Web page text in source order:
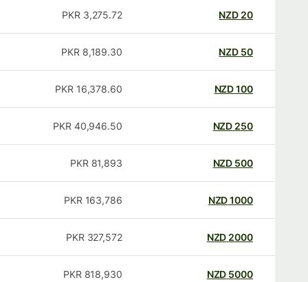
20
NZD
3,275.72
PKR
50
NZD
8,189.30
PKR
100
NZD
16,378.60
PKR
250
NZD
40,946.50
PKR
500
NZD
81,893
PKR
1000
NZD
163,786
PKR
2000
NZD
327,572
PKR
5000
NZD
818,930
PKR